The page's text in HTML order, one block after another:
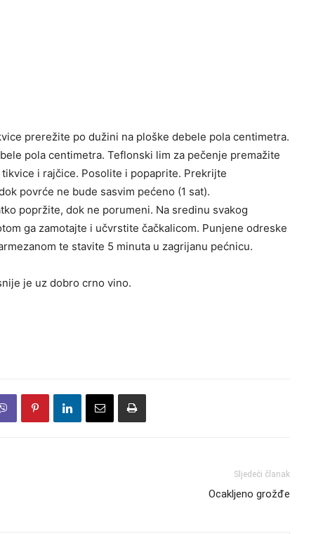
prerežite po dužini na ploške debele pola centimetra.
pola centimetra. Teflonski lim za pečenje premažite
i rajčice. Posolite i popaprite. Prekrijte
povrće ne bude sasvim pećeno (1 sat).
popržite, dok ne porumeni. Na sredinu svakog
ga zamotajte i učvrstite čačkalicom. Punjene odreske
te stavite 5 minuta u zagrijanu pećnicu.
je uz dobro crno vino.
Sljedeći članak
Ocakljeno grožđe